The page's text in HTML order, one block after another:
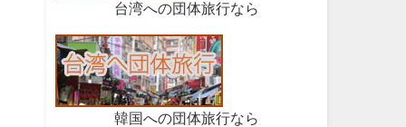
台湾への団体旅行なら
韓国への団体旅行なら